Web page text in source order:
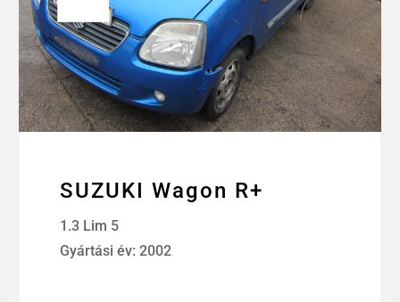
SUZUKI Wagon R+
1.3 Lim 5
Gyártási év: 2002